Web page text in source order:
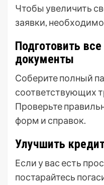
Чтобы увеличить
заявки,
Подготовить
документы
Соберите полный
соответствующих
Проверьте
форм и справок.
Улучшить
Если у вас есть
постарайтесь